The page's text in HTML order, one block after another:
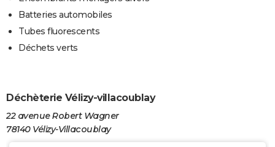
Batteries automobiles
Tubes fluorescents
Déchets verts
Déchèterie Vélizy-villacoublay
22 avenue Robert Wagner
78140 Vélizy-Villacoublay